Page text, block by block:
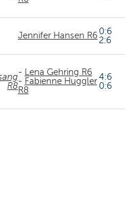
Jennifer Hansen R6 0:6
2:6
R8
-
Lena Gehring R6
- Fabienne Huggler
R8
4:6
0:6